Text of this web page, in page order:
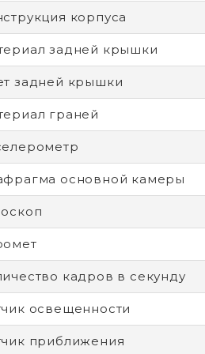
корпуса
задней крышки
задней крышки
граней
основной камеры
кадров в секунду
освещенности
приближения